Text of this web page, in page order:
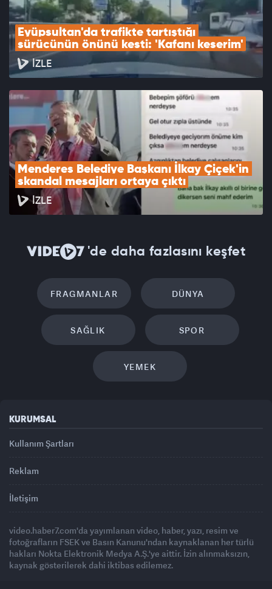
Eyüpsultan'da trafikte tartıştığı
sürücünün önünü kesti: 'Kafanı keserim'
İZLE
Menderes Belediye Başkanı İlkay Çiçek'in
skandal mesajları ortaya çıktı
İZLE
'de daha fazlasını keşfet
FRAGMANLAR DÜNYA
SAĞLIK SPOR
YEMEK
KURUMSAL
Kullanım Şartları
Reklam
İletişim
video.haber7.com'da yayımlanan video, haber, yazı, resim ve
fotoğrafların FSEK ve Basın Kanunu'ndan kaynaklanan her türlü
hakları Nokta Elektronik Medya A.Ş.'ye aittir. İzin alınmaksızın,
kaynak gösterilerek dahi iktibas edilemez.